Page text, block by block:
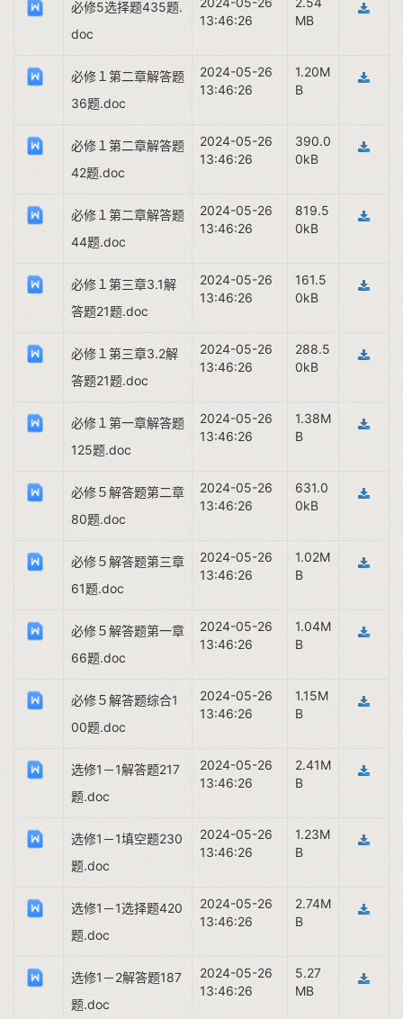
必修5选择题435题.
doc
13:46:26
MB
必修１第二章解答题
36题.doc
2024-05-26
13:46:26
1.20M
B
必修１第二章解答题
42题.doc
2024-05-26
13:46:26
390.0
0kB
必修１第二章解答题
44题.doc
2024-05-26
13:46:26
819.5
0kB
必修１第三章3.1解
答题21题.doc
2024-05-26
13:46:26
161.5
0kB
必修１第三章3.2解
答题21题.doc
2024-05-26
13:46:26
288.5
0kB
必修１第一章解答题
125题.doc
2024-05-26
13:46:26
1.38M
B
必修５解答题第二章
80题.doc
2024-05-26
13:46:26
631.0
0kB
必修５解答题第三章
61题.doc
2024-05-26
13:46:26
1.02M
B
必修５解答题第一章
66题.doc
2024-05-26
13:46:26
1.04M
B
必修５解答题综合1
00题.doc
2024-05-26
13:46:26
1.15M
B
选修1－1解答题217
题.doc
2024-05-26
13:46:26
2.41M
B
选修1－1填空题230
题.doc
2024-05-26
13:46:26
1.23M
B
选修1－1选择题420
题.doc
2024-05-26
13:46:26
2.74M
B
选修1－2解答题187
题.doc
2024-05-26
13:46:26
5.27
MB